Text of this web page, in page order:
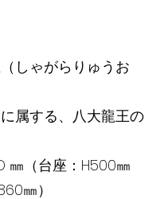
しゃがらりゅうお
属する、八大龍王の
㎜（台座：H500㎜
㎜）